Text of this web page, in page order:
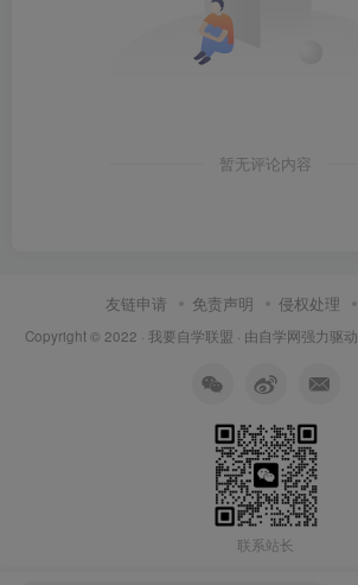
暂无评论内容
友链申请 免责声明 侵权处理
Copyright © 2022 · 我要自学联盟 · 由自学网强力驱动.
联系站长